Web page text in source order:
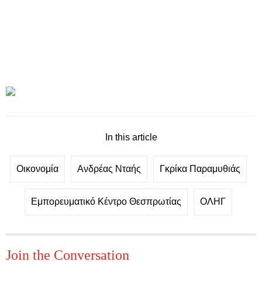
In this article
Οικονομία Ανδρέας Νταής Γκρίκα Παραμυθιάς
Εμπορευματικό Κέντρο Θεσπρωτίας ΟΛΗΓ
Join the Conversation